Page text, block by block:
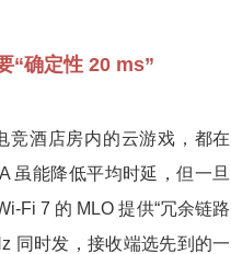
“确定性 20 ms”
竞酒店房内的云游戏，都在
虽能降低平均时延，但一旦
Fi 7 的 MLO 提供“冗余链路
同时发，接收端选先到的一